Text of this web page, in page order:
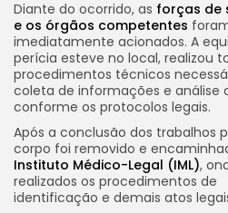
Diante do ocorrido, as forças de
e os órgãos competentes
imediatamente acionados. A
perícia esteve no local, realizou
procedimentos técnicos
coleta de informações e análise
conforme os protocolos legais.
Após a conclusão dos trabalhos
corpo foi removido e
Instituto Médico-Legal (IML),
realizados os procedimentos de
identificação e demais atos